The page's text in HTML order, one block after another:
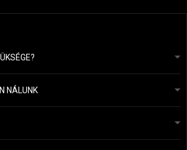
info@mapeja.hu
24 órán belül válaszolunk.
NÁLUNK
szerződési feltételek (ÁSZF)
adatok védelme
és szállítási áttekintés
A mi történetünk
Kérastase